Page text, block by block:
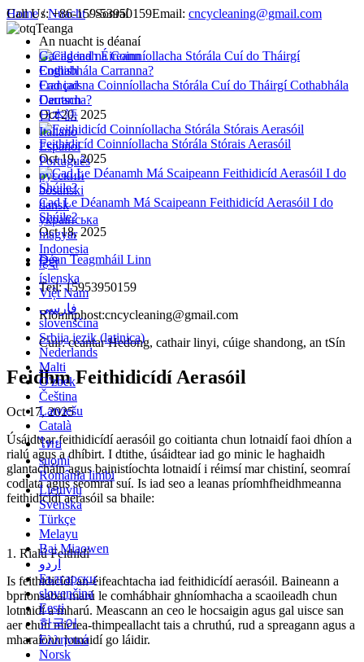
Call Us: +86-159-53950159Email: cncycleaning@gmail.com
Teanga
Gaeilgenah Éireann
English
Français
Deutsch
日本語
Italiano
Español
Português
русский
bosanski
dansk
українська
magyar
Indonesia
हिंदी
íslenska
Việt Nam
فارسی
slovenščina
Srbija jezik (latinica)
Nederlands
Malti
O'zbek
Čeština
Latviešu
Català
ไทย
suomi
România limbi
Lietuvių
Svenska
Türkçe
Melayu
Bai Miaowen
اردو
Български
slovenčina
Eesti
한국어
Ελληνικά
Norsk
Home/Nuacht/ Sonraí
An nuacht is déanaí
Cad iad na Coinníollacha Stórála Cuí do Tháirgí Cothabhála
Carranna?
Oct 20, 2025
Feithidicíd Coinníollacha Stórála Stórais Aerasóil
Oct 19, 2025
Cad Le Déanamh Má Scaipeann Feithidicíd Aerasóil I do
Shúile?
Oct 18, 2025
Déan Teagmháil Linn
Teil: 15953950159
Ríomhphost:cncycleaning@gmail.com
Cuir: ceantar Hedong, cathair linyi, cúige shandong, an tSín
Feidhm Feithidicídí Aerasóil
Oct 17, 2025
Úsáidtear feithidicídí aerasóil go coitianta chun lotnaidí faoi dhíon a
rialú agus a dhíbirt. I dtithe, úsáidtear iad go minic le haghaidh
glantacháin agus bainistíochta lotnaidí i réimsí mar chistiní, seomraí
codlata agus seomraí suí. Is iad seo a leanas príomhfheidhmeanna
feithidicídí aerasóil sa bhaile:
1. Rialú Feithidí
Is feithidicídí an-éifeachtacha iad feithidicídí aerasóil. Baineann a
bprionsabal marú le comhábhair ghníomhacha a scaoileadh chun
lotnaidí a mharú. Meascann an ceo le hocsaigin agus gal uisce san
aer chun micrea-thimpeallacht tais a chruthú, rud a spreagann agus a
mharaíonn lotnaidí go láidir.